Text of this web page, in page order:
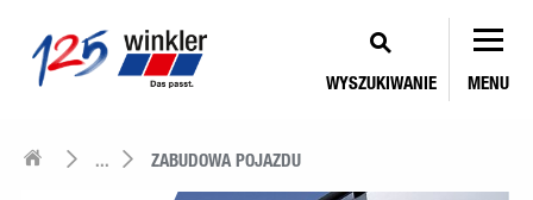
WYSZUKIWANIE MENU
... ZABUDOWA POJAZDU